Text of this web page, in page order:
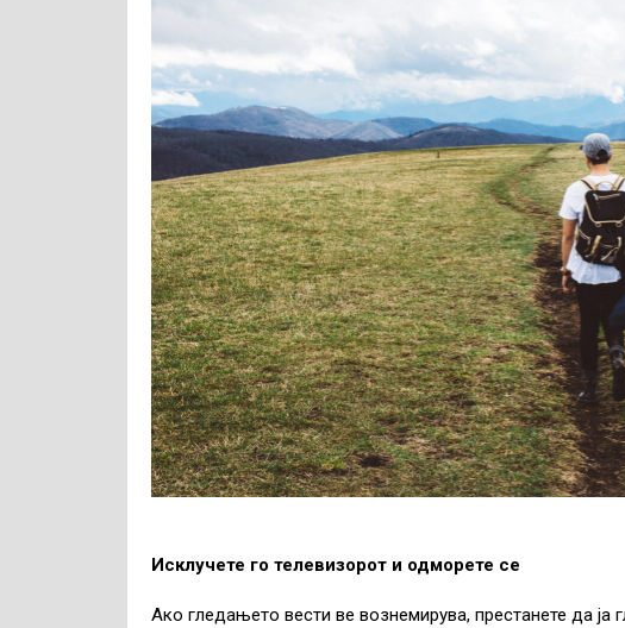
Исклучете го телевизорот и одморете се
Ако гледањето вести ве вознемирува, престанете да ја